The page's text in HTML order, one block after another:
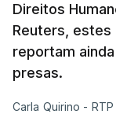
Direitos
Reuters, estes
reportam
presas.
Carla Quirino - RTP